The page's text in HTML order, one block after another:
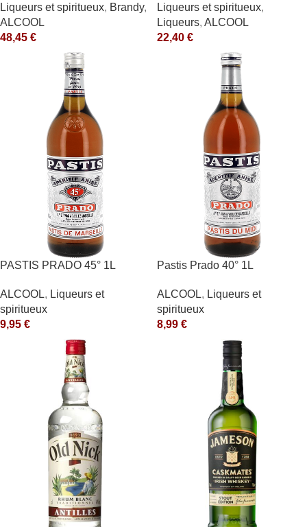
Liqueurs et spiritueux, Brandy,
ALCOOL
48,45 €
Lapostolle
Liqueurs et spiritueux,
Liqueurs, ALCOOL
22,40 €
PASTIS PRADO 45° 1L
ALCOOL, Liqueurs et
spiritueux
9,95 €
Pastis Prado 40° 1L
ALCOOL, Liqueurs et
spiritueux
8,99 €